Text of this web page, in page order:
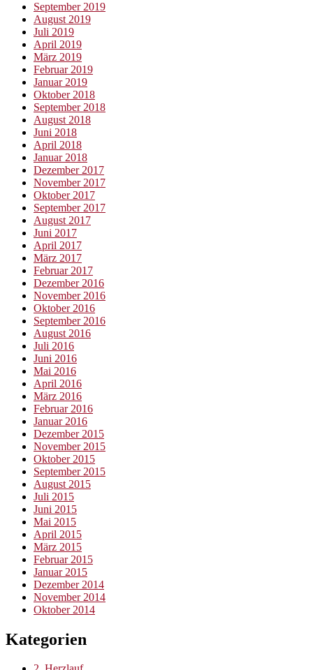
September 2019
August 2019
Juli 2019
April 2019
März 2019
Februar 2019
Januar 2019
Oktober 2018
September 2018
August 2018
Juni 2018
April 2018
Januar 2018
Dezember 2017
November 2017
Oktober 2017
September 2017
August 2017
Juni 2017
April 2017
März 2017
Februar 2017
Dezember 2016
November 2016
Oktober 2016
September 2016
August 2016
Juli 2016
Juni 2016
Mai 2016
April 2016
März 2016
Februar 2016
Januar 2016
Dezember 2015
November 2015
Oktober 2015
September 2015
August 2015
Juli 2015
Juni 2015
Mai 2015
April 2015
März 2015
Februar 2015
Januar 2015
Dezember 2014
November 2014
Oktober 2014
Kategorien